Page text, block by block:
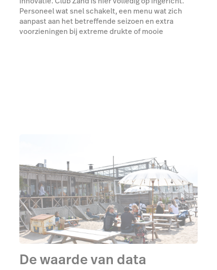
Personeel wat snel schakelt, een menu wat zich
aanpast aan het betreffende seizoen en extra
voorzieningen bij extreme drukte of mooie
De waarde van data